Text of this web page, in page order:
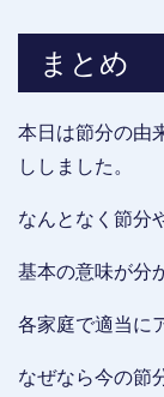
まとめ
本日は節分の由
ししました。
なんとなく節分
基本の意味が分
各家庭で適当に
なぜなら今の節